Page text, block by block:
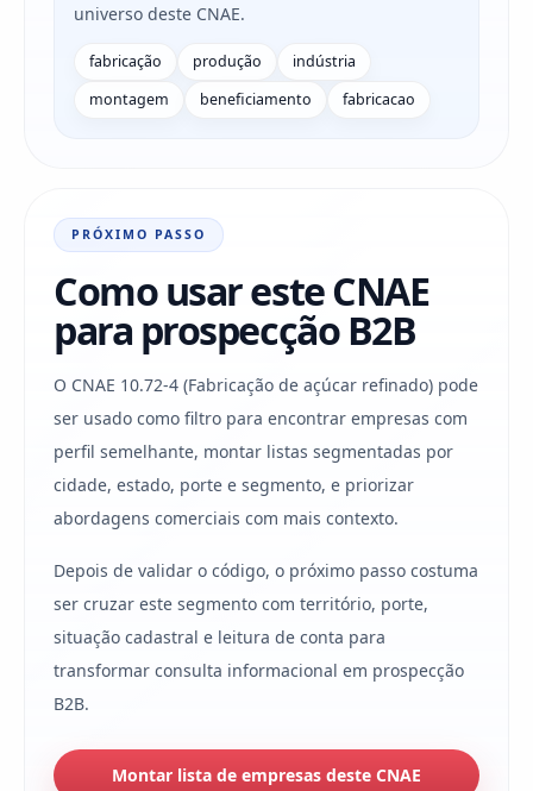
universo deste CNAE.
fabricação produção
indústria
montagem
beneficiamento fabricacao
PRÓXIMO PASSO
Como usar este CNAE
para prospecção B2B
O CNAE 10.72-4 (Fabricação de açúcar refinado) pode
ser usado como filtro para encontrar empresas com
perfil semelhante, montar listas segmentadas por
cidade, estado, porte e segmento, e priorizar
abordagens comerciais com mais contexto.
Depois de validar o código, o próximo passo costuma
ser cruzar este segmento com território, porte,
situação cadastral e leitura de conta para
transformar consulta informacional em prospecção
B2B.
Montar lista de empresas deste CNAE